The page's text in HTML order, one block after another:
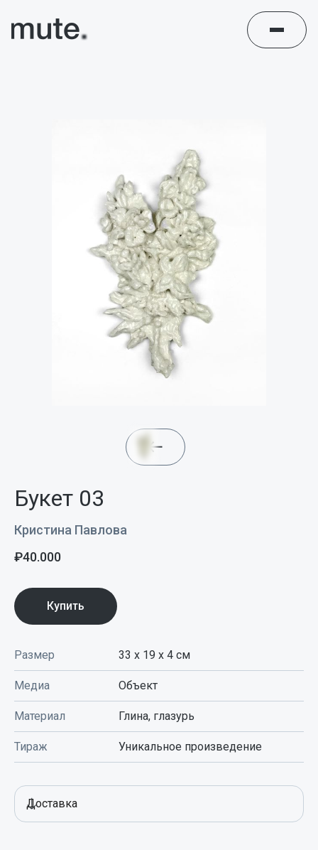
Букет 03
Кристина Павлова
₽40.000
Купить
Размер 33 x 19 x 4см
Медиа Объект
Материал Глина, глазурь
Тираж Уникальное произведение
Доставка